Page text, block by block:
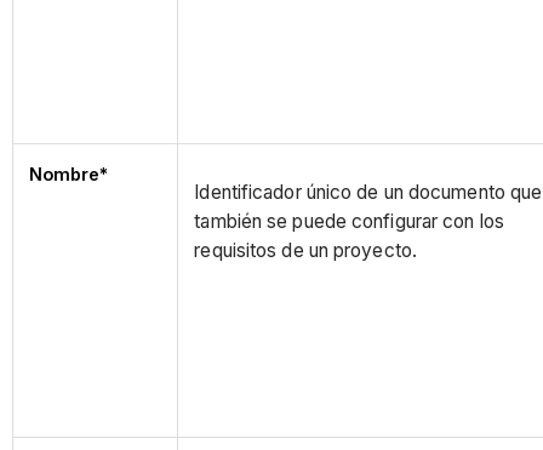
Nombre*
Identificador único de un documento que
también se puede configurar con los
requisitos de un proyecto.